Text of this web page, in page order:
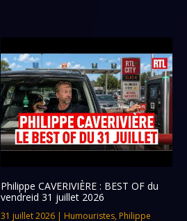
Philippe CAVERIVIÈRE : BEST OF du
vendreid 31 juillet 2026
31 juillet 2026| Humouristes, Philippe